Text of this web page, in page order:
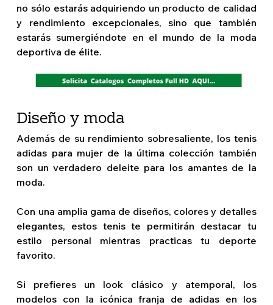
no sólo estarás adquiriendo un producto de calidad
y rendimiento excepcionales, sino que también
estarás sumergiéndote en el mundo de la moda
deportiva de élite.
Diseño y moda
Además de su rendimiento sobresaliente, los tenis
adidas para mujer de la última colección también
son un verdadero deleite para los amantes de la
moda.
Con una amplia gama de diseños, colores y detalles
elegantes, estos tenis te permitirán destacar tu
estilo personal mientras practicas tu deporte
favorito.
Si prefieres un look clásico y atemporal, los
modelos con la icónica franja de adidas en los